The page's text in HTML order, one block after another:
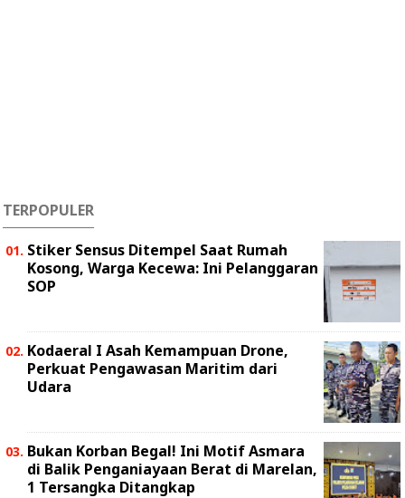
TERPOPULER
Stiker Sensus Ditempel Saat Rumah
Kosong, Warga Kecewa: Ini Pelanggaran
SOP
Kodaeral I Asah Kemampuan Drone,
Perkuat Pengawasan Maritim dari
Udara
Bukan Korban Begal! Ini Motif Asmara
di Balik Penganiayaan Berat di Marelan,
1 Tersangka Ditangkap